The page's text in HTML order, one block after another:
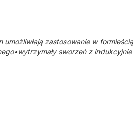
zastosowanie w
sworzeń z